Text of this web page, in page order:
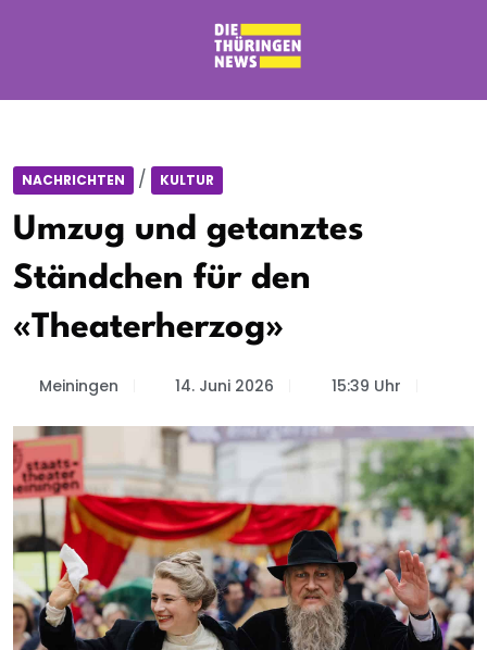
NACHRICHTEN / KULTUR
Umzug und getanztes
Ständchen für den
«Theaterherzog»
Meiningen 14. Juni 2026 15:39 Uhr